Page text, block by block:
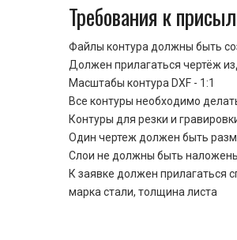
Требования к
Файлы контура должны быть
Должен прилагаться чертёж
Масштабы контура DXF - 1:1
Все контуры необходимо
Контуры для резки и
Один чертеж должен быть
Cлои не должны быть
К заявке должен прилагаться
марка стали, толщина листа